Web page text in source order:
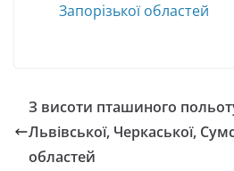
Запорізької областей
З висоти пташиного
Львівської, Черкаської,
областей